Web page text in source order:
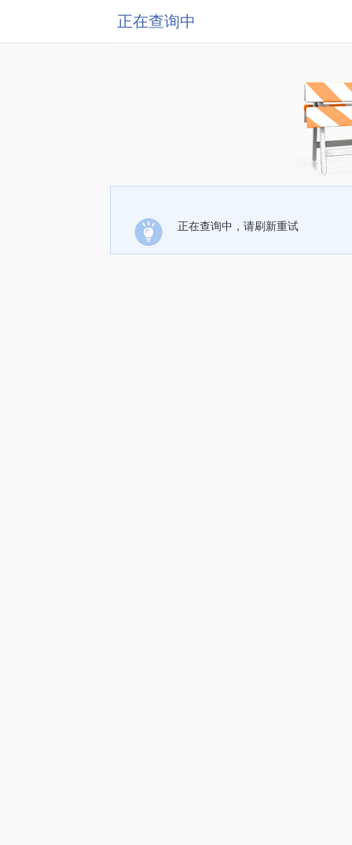
正在查询中
正在查询中，请刷新重试